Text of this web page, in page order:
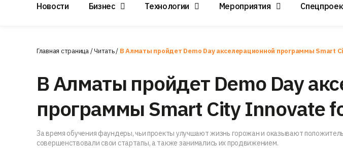
Новости Бизнес Технологии Мероприятия
Главная страница/Читать/ В Алматы пройдет Demo Day акселерационной программы Smart
В Алматы пройдет Demo Day
программы Smart City Innovate
За время обучения фаундеры, чьи проекты улучшают жизнь горожан и оказывают
совершенствовали свои стартапы, а также занимались их продвижением.